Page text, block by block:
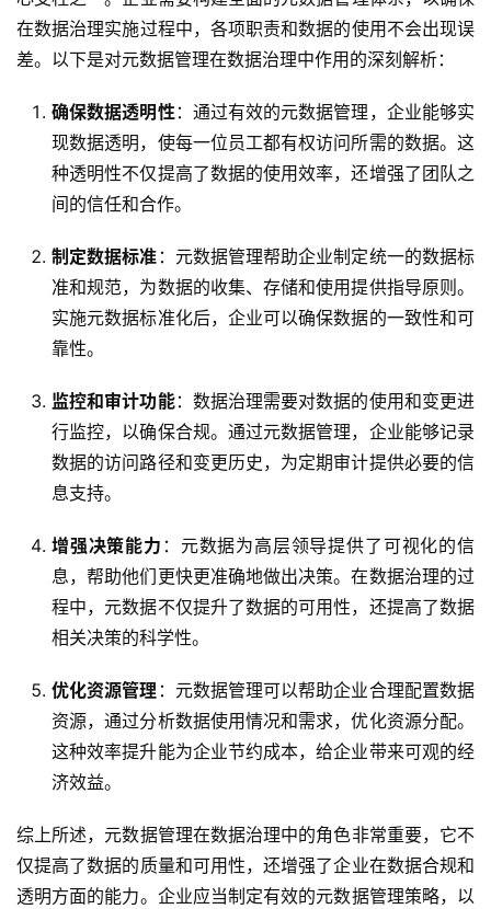
新
活
动
产
案
合
作
支
普
我
们
在数据治理实施过程中，各项职责和数据的使用不会出现误
差。以下是对元数据管理在数据治理中作用的深刻解析：
确保数据透明性：通过有效的元数据管理，企业能够实
现数据透明，使每一位员工都有权访问所需的数据。这
种透明性不仅提高了数据的使用效率，还增强了团队之
间的信任和合作。
制定数据标准 ：元数据管理帮助企业制定统一的数据标
准和规范，为数据的收集、存储和使用提供指导原则。
实施元数据标准化后，企业可以确保数据的一致性和可
靠性。
监控和审计功能：数据治理需要对数据的使用和变更进
行监控，以确保合规。通过元数据管理，企业能够记录
数据的访问路径和变更历史，为定期审计提供必要的信
息支持。
增强决策能力 ：元数据为高层领导提供了可视化的信
息，帮助他们更快更准确地做出决策。在数据治理的过
程中，元数据不仅提升了数据的可用性，还提高了数据
相关决策的科学性。
优化资源管理 ：元数据管理可以帮助企业合理配置数据
资源，通过分析数据使用情况和需求，优化资源分配。
这种效率提升能为企业节约成本，给企业带来可观的经
济效益。
综上所述，元数据管理在数据治理中的角色非常重要，它不
仅提高了数据的质量和可用性，还增强了企业在数据合规和
透明方面的能力。企业应当制定有效的元数据管理策略，以